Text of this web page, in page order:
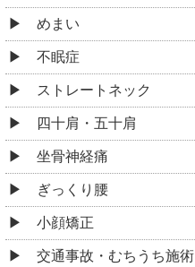
めまい
不眠症
ストレートネック
四十肩・五十肩
坐骨神経痛
ぎっくり腰
小顔矯正
交通事故・むちうち施術